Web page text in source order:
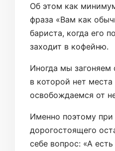
Об этом как
фраза «Вам как
бариста, когда его
заходит в кофейню.
Иногда мы загоняем
в которой нет
освобождаемся от
Именно поэтому
дорогостоящего
себе вопрос: «А